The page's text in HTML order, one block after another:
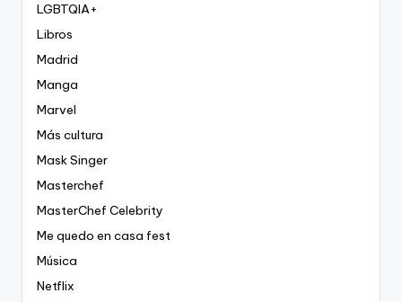
LGBTQIA+
Libros
Madrid
Manga
Marvel
Más cultura
Mask Singer
Masterchef
MasterChef Celebrity
Me quedo en casa fest
Música
Netflix